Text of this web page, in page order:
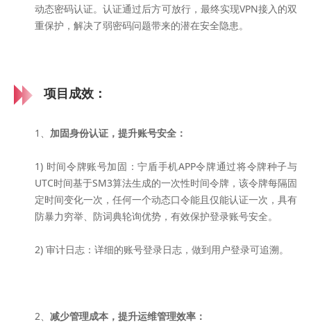
动态密码认证。认证通过后方可放行，最终实现VPN接入的双
重保护，解决了弱密码问题带来的潜在安全隐患。
项目成效：
1、 加固身份认证，提升账号安全：
1) 时间令牌账号加固：宁盾手机APP令牌通过将令牌种子与
UTC时间基于SM3算法生成的一次性时间令牌，该令牌每隔固
定时间变化一次，任何一个动态口令能且仅能认证一次，具有
防暴力穷举、防词典轮询优势，有效保护登录账号安全。
2) 审计日志：详细的账号登录日志，做到用户登录可追溯。
2、 减少管理成本，提升运维管理效率：